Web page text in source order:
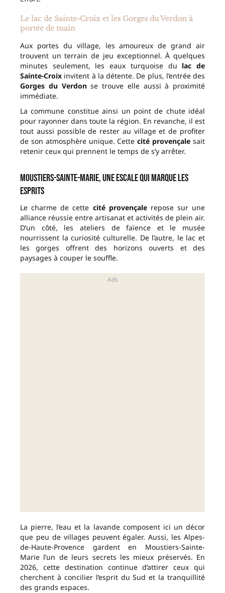
Le lac de Sainte-Croix et les Gorges du Verdon à
portée de main
Aux portes du village, les amoureux de grand air
trouvent un terrain de jeu exceptionnel. À quelques
minutes seulement, les eaux turquoise du lac de
Sainte-Croix invitent à la détente. De plus, l’entrée des
Gorges du Verdonse trouve elle aussi à proximité
immédiate.
La commune constitue ainsi un point de chute idéal
pour rayonner dans toute la région. En revanche, il est
tout aussi possible de rester au village et de profiter
de son atmosphère unique. Cettecité provençale sait
retenir ceux qui prennent le temps de s’y arrêter.
Moustiers-Sainte-Marie, une escale qui marque les
esprits
Le charme de cette cité provençalerepose sur une
alliance réussie entre artisanat et activités de plein air.
D’un côté, les ateliers de faïence et le musée
nourrissent la curiosité culturelle. De l’autre, le lac et
les gorges offrent des horizons ouverts et des
paysages à couper le souffle.
La pierre, l’eau et la lavande composent ici un décor
que peu de villages peuvent égaler. Aussi, les Alpes-
de-Haute-Provence gardent en Moustiers-Sainte-
Marie l’un de leurs secrets les mieux préservés. En
2026, cette destination continue d’attirer ceux qui
cherchent à concilier l’esprit du Sud et la tranquillité
des grands espaces.